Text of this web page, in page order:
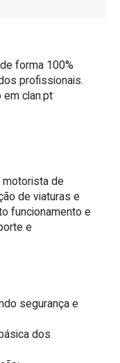
forma 100%
profissionais.
clan.pt
motorista de
de viaturas e
funcionamento e
e
segurança e
dos